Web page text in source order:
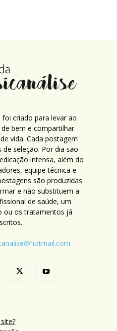
foi criado para levar ao
bem e compartilhar
vida. Cada postagem
seleção. Por dia são
intensa, além do
equipe técnica e
são produzidas
e não substituem a
de saúde, um
ou os tratamentos já